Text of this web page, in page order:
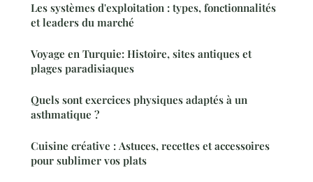
Les systèmes d'exploitation : types, fonctionnalités
et leaders du marché
Voyage en Turquie: Histoire, sites antiques et
plages paradisiaques
Quels sont exercices physiques adaptés à un
asthmatique ?
Cuisine créative : Astuces, recettes et accessoires
pour sublimer vos plats